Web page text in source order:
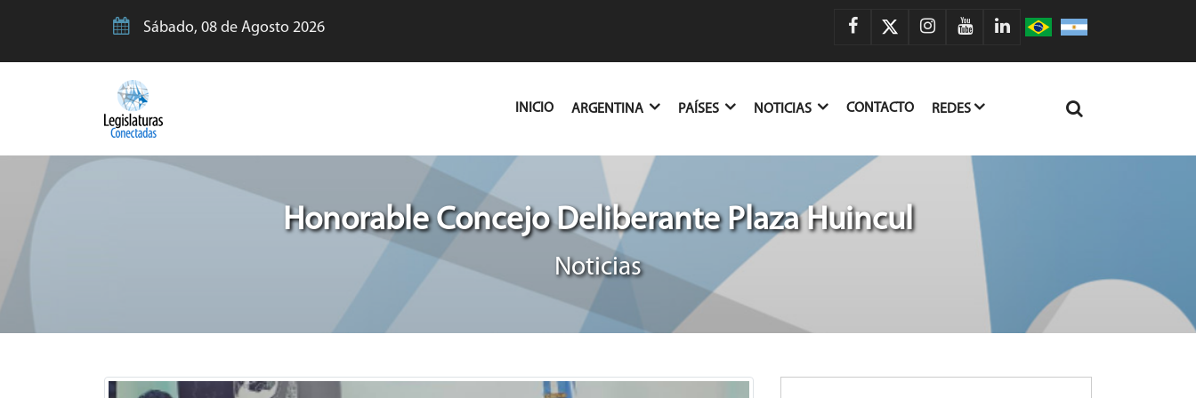
Sábado, 08 de Agosto 2026
INICIO(CURRENT)
ARGENTINA PAÍSES NOTICIAS CONTACTO REDES
Honorable Concejo Deliberante Plaza Huincul
Noticias